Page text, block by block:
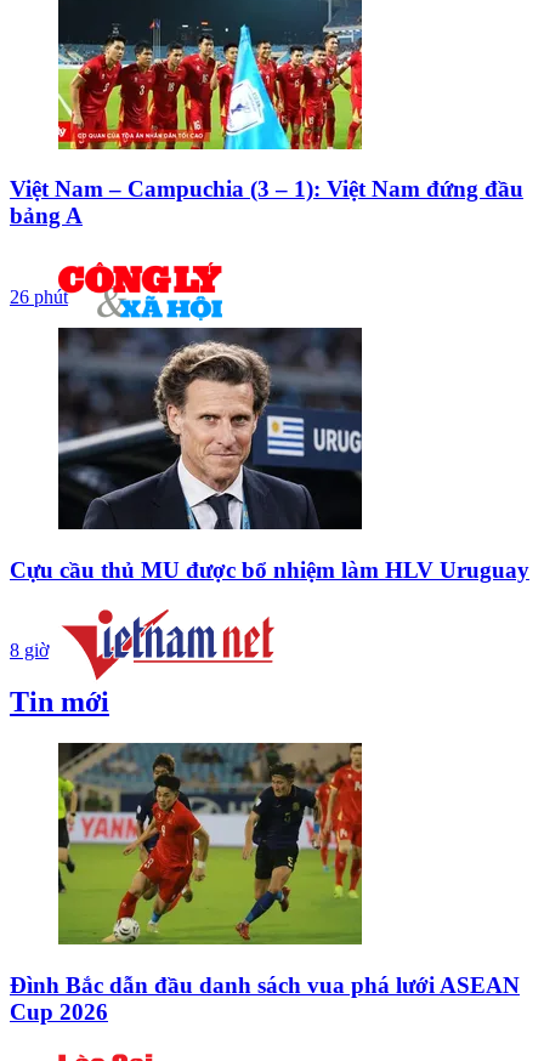
Việt Nam – Campuchia (3 – 1): Việt Nam đứng đầu
bảng A
26 phút
Cựu cầu thủ MU được bổ nhiệm làm HLV Uruguay
8 giờ
Tin mới
Đình Bắc dẫn đầu danh sách vua phá lưới ASEAN
Cup 2026